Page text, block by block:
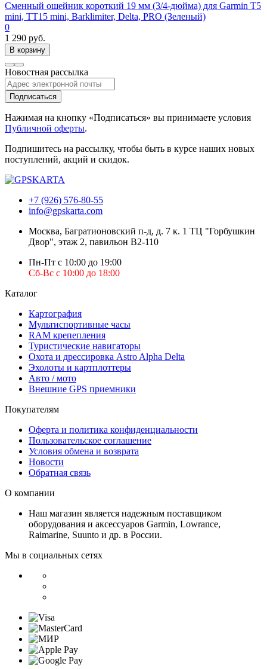
Сменный ошейник короткий 19 мм (3/4-дюйма) для Garmin T5
mini, TT15 mini, Barklimiter, Delta, PRO (Зеленый)
0
1 290 руб.
В корзину
Новостная рассылка
Подписаться
Нажимая на кнопку «Подписаться» вы принимаете условия
Публичной оферты.
Подпишитесь на рассылку, чтобы быть в курсе наших новых
поступлений, акций и скидок.
+7 (926) 576-80-55
info@gpskarta.com
Москва, Багратионовский п-д, д. 7 к. 1 ТЦ "Горбушкин
Двор", этаж 2, павильон B2-110
Пн-Пт с 10:00 до 19:00
Сб-Вс с 10:00 до 18:00
Каталог
Картография
Мультиспортивные часы
RAM крепепления
Туристические навигаторы
Охота и дрессировка Astro Alpha Delta
Эхолоты и картплоттеры
Авто / мото
Внешние GPS приемники
Покупателям
Оферта и политика конфиденциальности
Пользовательское соглашение
Условия обмена и возврата
Новости
Обратная связь
О компании
Наш магазин является надежным поставщиком
оборудования и аксессуаров Garmin, Lowrance,
Raimarine, Suunto и др. в России.
Мы в социальных сетях